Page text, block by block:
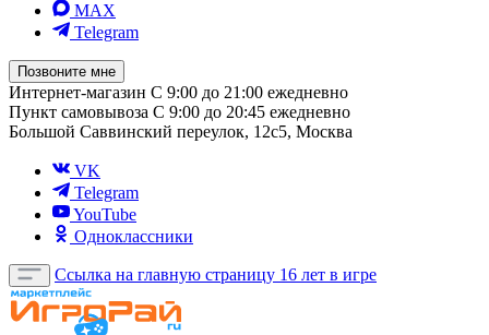
MAX
Telegram
Позвоните мне
Интернет-магазин С 9:00 до 21:00 ежедневно
Пункт самовывоза С 9:00 до 20:45 ежедневно
Большой Саввинский переулок, 12с5, Москва
VK
Telegram
YouTube
Одноклассники
Ссылка на главную страницу 16 лет в игре